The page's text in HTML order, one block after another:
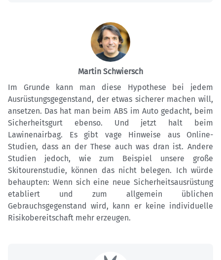
Martin Schwiersch
Im Grunde kann man diese Hypothese bei jedem
Ausrüstungsgegenstand, der etwas sicherer machen will,
ansetzen. Das hat man beim ABS im Auto gedacht, beim
Sicherheitsgurt ebenso. Und jetzt halt beim
Lawinenairbag. Es gibt vage Hinweise aus Online-
Studien, dass an der These auch was dran ist. Andere
Studien jedoch, wie zum Beispiel unsere große
Skitourenstudie, können das nicht belegen. Ich würde
behaupten: Wenn sich eine neue Sicherheitsausrüstung
etabliert und zum allgemein üblichen
Gebrauchsgegenstand wird, kann er keine individuelle
Risikobereitschaft mehr erzeugen.